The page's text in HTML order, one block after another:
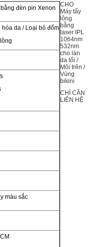
đèn pin Xenon
da / Loại bỏ đốm
màu sắc
CHO
Máy tẩy
lông
bằng
laser IPL
1064nm
532nm
cho làn
da tối /
Môi trên /
Vùng
bikini
CHỈ CẦN
LIÊN HỆ